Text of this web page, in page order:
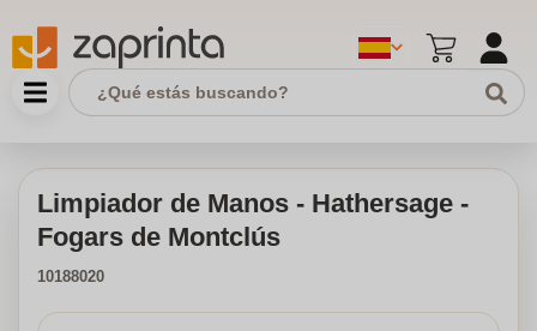
Limpiador de Manos - Hathersage -
Fogars de Montclús
10188020